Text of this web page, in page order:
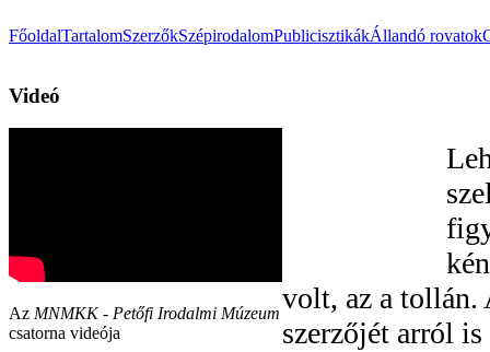
FőoldalTartalomSzerzőkSzépirodalomPublicisztikákÁllandó rovatok
Videó
Az MNMKK - Petőfi Irodalmi Múzeum
csatorna videója
volt, az a tollán.
szerzőjét arról